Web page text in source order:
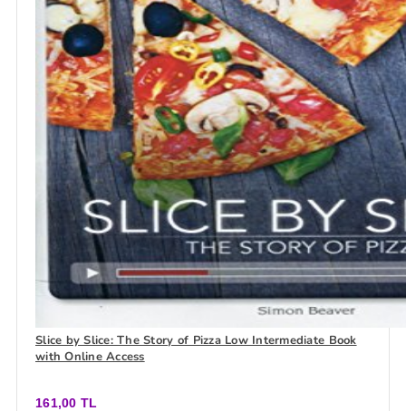
Slice by Slice: The Story of Pizza Low Intermediate Book
with Online Access
161,00 TL